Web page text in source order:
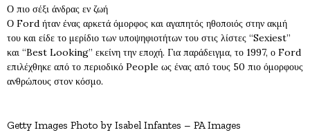
Ο πιο σέξι άνδρας εν ζωή
Ο Ford ήταν ένας αρκετά όμορφος και αγαπητός ηθοποιός στην ακμή
του και είδε το μερίδιο των υποψηφιοτήτων του στις λίστες “Sexiest”
και “Best Looking” εκείνη την εποχή. Για παράδειγμα, το 1997, ο Ford
επιλέχθηκε από το περιοδικό People ως ένας από τους 50 πιο όμορφους
ανθρώπους στον κόσμο.
Getty Images Photo by Isabel Infantes – PA Images